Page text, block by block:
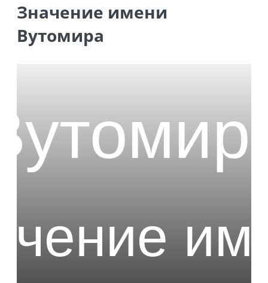
Значение имени
Вутомира